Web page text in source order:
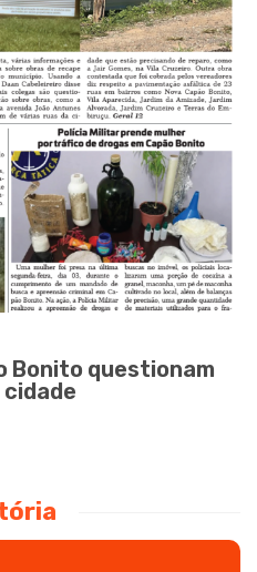
Bonito questionam